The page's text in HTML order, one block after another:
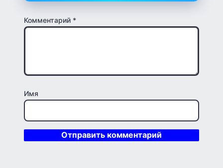
Комментарий *
Имя